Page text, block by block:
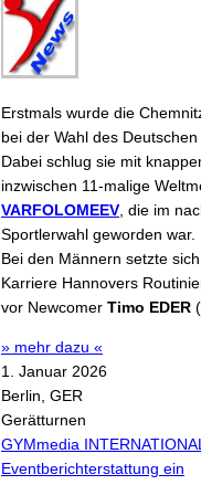
Erstmals wurde die
bei der Wahl des
Dabei schlug sie mit
inzwischen 11-malige
VARFOLOMEEV , die im
Sportlerwahl geworden war.
Bei den Männern setzte
Karriere Hannovers
vor Newcomer Timo EDER
» mehr dazu «
1. Januar 2026
Berlin, GER
Gerätturnen
GYMmedia
Eventberichterstattung ein